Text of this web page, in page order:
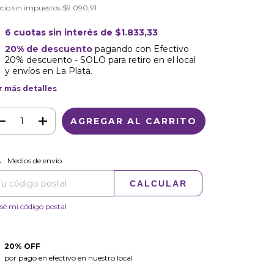
sin impuestos $9.090,91
6 cuotas sin interés de $1.833,33
20% de descuentopagando con Efectivo
20% descuento - SOLO para retiro en el local
y envíos en La Plata.
más detalles
para el CP:
Medios de envío
CALCULAR
mi código postal
20% OFF
por pago en efectivo en nuestro local